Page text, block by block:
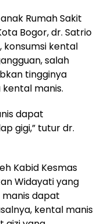
Rumah Sakit
Bogor, dr. Satrio
konsumsi kental
salah
tingginya
manis.
dapat
gigi,” tutur dr.
Kabid Kesmas
Widayati yang
dapat
kental manis